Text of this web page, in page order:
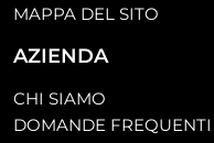
MAPPA DEL SITO
AZIENDA
CHI SIAMO
DOMANDE FREQUENTI